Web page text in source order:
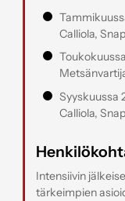
Calliola,
Syyskuussa
Calliola,
Intensiivin
tärkeimpien